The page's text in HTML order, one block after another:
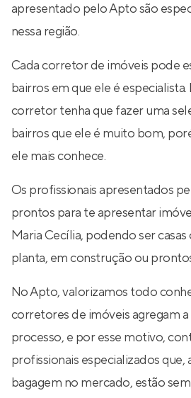
apresentado pelo Apto são
nessa região.
Cada corretor de imóveis pode
bairros em que ele é
corretor tenha que fazer uma
bairros que ele é muito bom,
ele mais conhece.
Os profissionais apresentados
prontos para te apresentar
Maria Cecília, podendo ser
planta, em construção ou
No Apto, valorizamos todo
corretores de imóveis agregam
processo, e por esse motivo,
profissionais especializados que,
bagagem no mercado, estão